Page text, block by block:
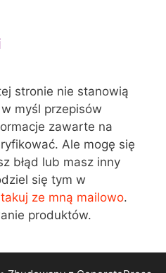
stronie nie stanowią
myśl przepisów
zawarte na
Ale mogę się
błąd lub masz inny
się tym w
ze mną mailowo.
produktów.